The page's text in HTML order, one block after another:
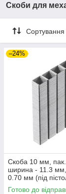
Скоби для
Сортування
–24%
Скоба 10 мм,
ширина - 11.3 мм,
0.70 мм (під
0201)
Готово до